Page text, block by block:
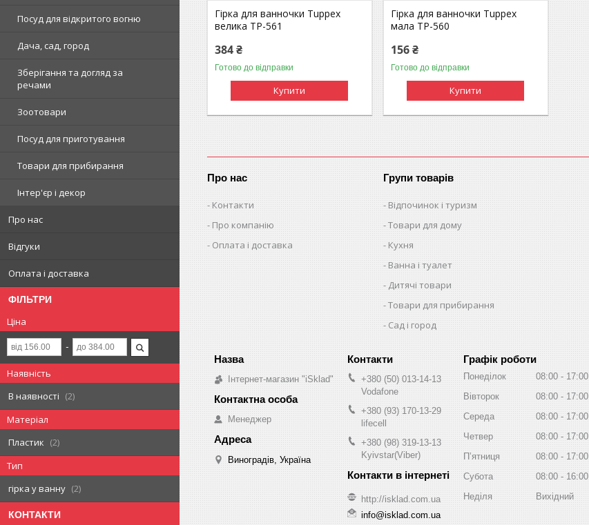
Посуд для відкритого вогню
Дача, сад, город
Зберігання та догляд за
речами
Зоотовари
Посуд для приготування
Товари для прибирання
Інтер'єр і декор
Про нас
Відгуки
Оплата і доставка
ФІЛЬТРИ
Ціна
Наявність
В наявності
2
Матеріал
Пластик
2
Тип
гірка у ванну
2
КОНТАКТИ
Гірка для ванночки Tuppex
велика TP-561
384 ₴
Готово до відправки
Купити
Гірка для ванночки Tuppex
мала TP-560
156 ₴
Готово до відправки
Купити
Про нас
Контакти
Про компанію
Оплата і доставка
Групи товарів
Відпочинок і туризм
Товари для дому
Кухня
Ванна і туалет
Дитячі товари
Товари для прибирання
Сад і город
Інтернет-магазин "iSklad"
Менеджер
Виноградів, Україна
+380 (50) 013-14-13
Vodafone
+380 (93) 170-13-29
lifecell
+380 (98) 319-13-13
Kyivstar(Viber)
http://isklad.com.ua
info@isklad.com.ua
Графік роботи
Понеділок 08:00
17:00
Вівторок
08:00
17:00
Середа
08:00
17:00
Четвер
08:00
17:00
Пʼятниця
08:00
17:00
Субота
08:00
16:00
Неділя
Вихідний